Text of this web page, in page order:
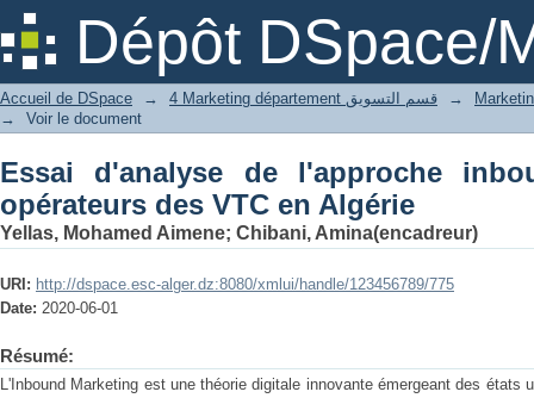
Dépôt DSpace/
Essai d'analyse de l'approche
Algérie
Accueil de DSpace → 4 Marketing département قسم التسويق
→
→
Voir le document
Essai d'analyse de l'approche
opérateurs des VTC en Algérie
Yellas, Mohamed Aimene; Chibani, Amina(encadreur)
URI: http://dspace.esc-alger.dz:8080/xmlui/handle/123456789/775
Date: 2020-06-01
Résumé:
L'Inbound Marketing est une théorie digitale innovante émergeant des états